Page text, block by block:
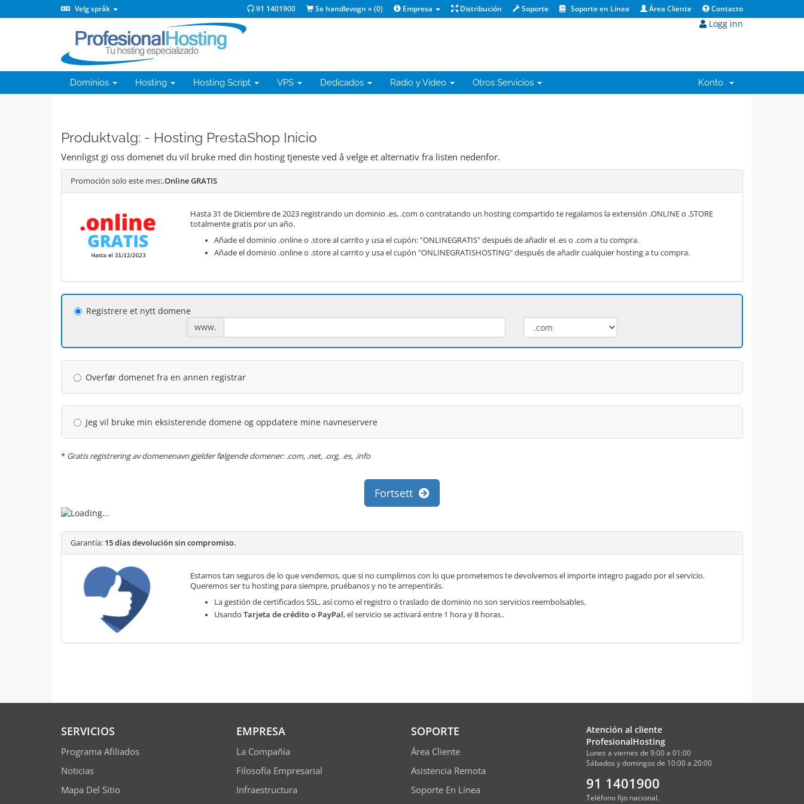
Velg språk 91 1401900 Se handlevogn » (0) Empresa Distribución Soporte Soporte en Línea Área Cliente Contacto
Logg inn
Dominios Hosting Hosting Script VPS Dedicados Radio y Video Otros Servicios Konto
Produktvalg: - Hosting PrestaShop Inicio
Vennligst gi oss domenet du vil bruke med din hosting tjeneste ved å velge et alternativ fra listen nedenfor.
Promoción solo este mes:.Online GRATIS
Hasta 31 de Diciembre de 2023 registrando un dominio .es, .com o contratando un hosting compartido te regalamos la extensión .ONLINE o .STORE
totalmente gratis por un año.
Añade el dominio .online o .store al carrito y usa el cupón: "ONLINEGRATIS" después de añadir el .es o .com a tu compra.
Añade el dominio .online o .store al carrito y usa el cupón "ONLINEGRATISHOSTING" después de añadir cualquier hosting a tu compra.
Registrere et nytt domene
www.
Overfør domenet fra en annen registrar
Jeg vil bruke min eksisterende domene og oppdatere mine navneservere
* Gratis registrering av domenenavn gjelder følgende domener: .com, .net, .org, .es, .info
Fortsett
Garantía: 15 días devolución sin compromiso.
Estamos tan seguros de lo que vendemos, que si no cumplimos con lo que prometemos te devolvemos el importe integro pagado por el servicio.
Queremos ser tu hosting para siempre, pruébanos y no te arrepentirás.
La gestión de certificados SSL, así como el registro o traslado de dominio no son servicios reembolsables.
Usando Tarjeta de crédito o PayPal, el servicio se activará entre 1 hora y 8 horas..
SERVICIOS
Programa Afiliados
Noticias
Mapa Del Sitio
EMPRESA
La Compañía
Filosofía Empresarial
Infraestructura
SOPORTE
Área Cliente
Asistencia Remota
Soporte En Línea
Atención al cliente
ProfesionalHosting
Lunes a viernes de 9:00 a 01:00
Sábados y domingos de 10:00 a 20:00
91 1401900
Teléfono fijo nacional.